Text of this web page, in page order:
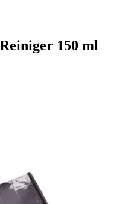
150 ml